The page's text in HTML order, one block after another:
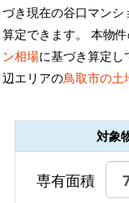
づき現在の谷口マン
算定できます。 本物
ン相場に基づき算定
辺エリアの鳥取市の土
対象
専有面積